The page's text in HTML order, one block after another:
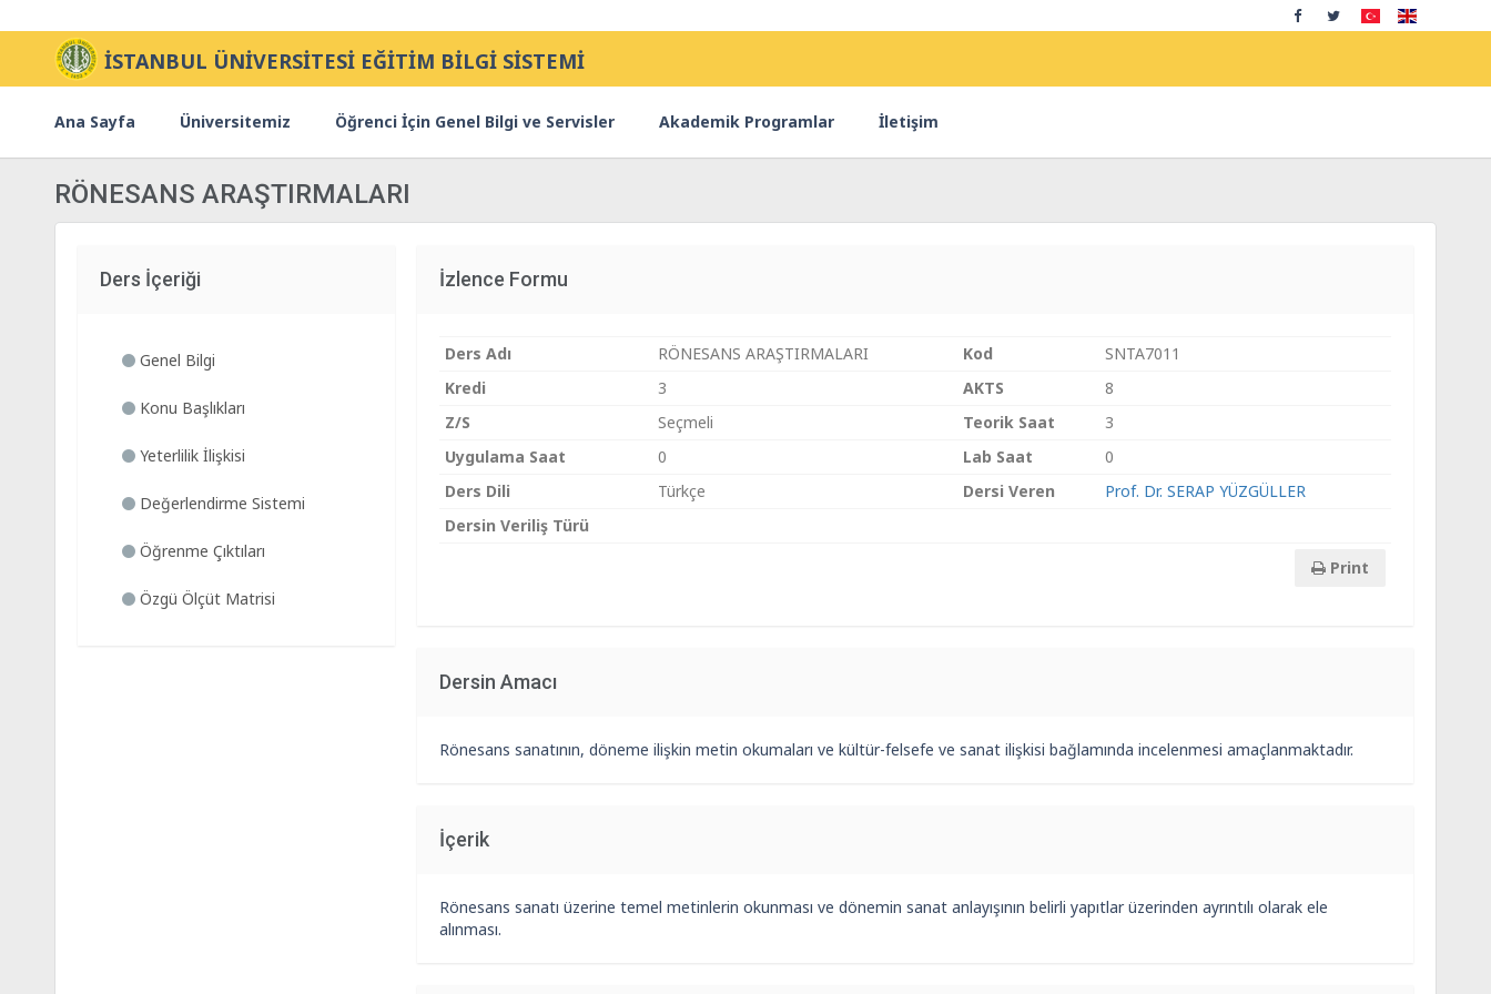
İSTANBUL ÜNİVERSİTESİ EĞİTİM BİLGİ SİSTEMİ
Ana Sayfa Üniversitemiz Öğrenci İçin Genel Bilgi ve Servisler Akademik Programlar İletişim
RÖNESANS ARAŞTIRMALARI
Ders İçeriği
Genel Bilgi
Konu Başlıkları
Yeterlilik İlişkisi
Değerlendirme Sistemi
Öğrenme Çıktıları
Özgü Ölçüt Matrisi
İzlence Formu
Ders Adı RÖNESANS ARAŞTIRMALARI Kod
SNTA7011
Kredi
3 AKTS
8
Z/S
Seçmeli Teorik Saat
3
Uygulama Saat
0 Lab Saat
0
Ders Dili
Türkçe Dersi Veren
Prof. Dr. SERAP YÜZGÜLLER
Dersin Veriliş Türü
Print
Dersin Amacı
Rönesans sanatının, döneme ilişkin metin okumaları ve kültür-felsefe ve sanat ilişkisi bağlamında incelenmesi amaçlanmaktadır.
İçerik
Rönesans sanatı üzerine temel metinlerin okunması ve dönemin sanat anlayışının belirli yapıtlar üzerinden ayrıntılı olarak ele
alınması.